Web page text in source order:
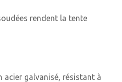
rendent la tente
acier galvanisé, résistant à